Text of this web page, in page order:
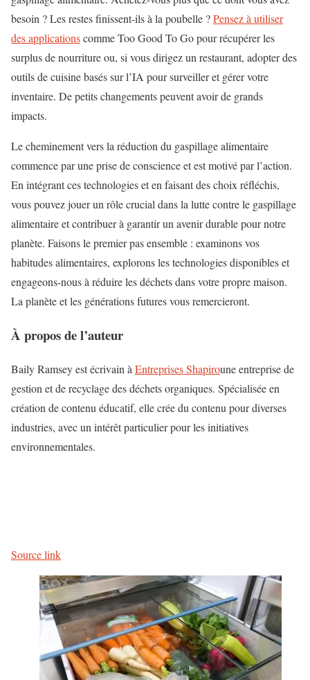
besoin ? Les restes finissent-ils à la poubelle ?Pensez à utiliser
des applicationscomme Too Good To Go pour récupérer les
surplus de nourriture ou, si vous dirigez un restaurant, adopter des
outils de cuisine basés sur l’IA pour surveiller et gérer votre
inventaire. De petits changements peuvent avoir de grands
impacts.
Le cheminement vers la réduction du gaspillage alimentaire
commence par une prise de conscience et est motivé par l’action.
En intégrant ces technologies et en faisant des choix réfléchis,
vous pouvez jouer un rôle crucial dans la lutte contre le gaspillage
alimentaire et contribuer à garantir un avenir durable pour notre
planète. Faisons le premier pas ensemble : examinons vos
habitudes alimentaires, explorons les technologies disponibles et
engageons-nous à réduire les déchets dans votre propre maison.
La planète et les générations futures vous remercieront.
À propos de l’auteur
Baily Ramsey est écrivain à Entreprises Shapiroune entreprise de
gestion et de recyclage des déchets organiques. Spécialisée en
création de contenu éducatif, elle crée du contenu pour diverses
industries, avec un intérêt particulier pour les initiatives
environnementales.
i
Source link